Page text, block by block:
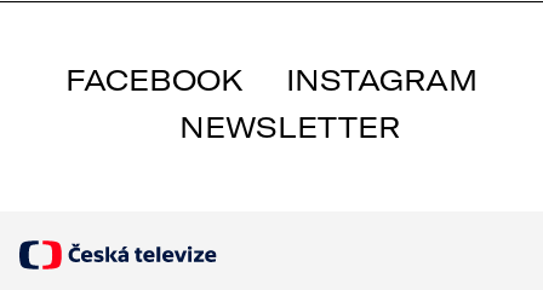
FACEBOOK
INSTAGRAM
NEWSLETTER